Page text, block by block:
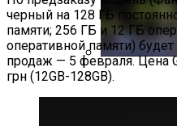
Новые
черный на 128 ГБ
памяти; 256 ГБ и 12 ГБ
оперативной памяти) будет
продаж — 5 февраля. Цена
грн (12GB-128GB).